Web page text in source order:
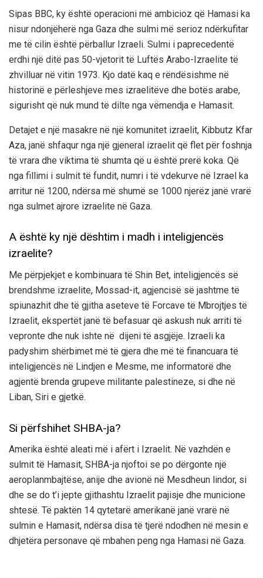
Sipas BBC, ky është operacioni më ambicioz që Hamasi ka
nisur ndonjëherë nga Gaza dhe sulmi më serioz ndërkufitar
me të cilin është përballur Izraeli. Sulmi i paprecedentë
erdhi një ditë pas 50-vjetorit të Luftës Arabo-Izraelite të
zhvilluar në vitin 1973. Kjo datë kaq e rëndësishme në
historinë e përleshjeve mes izraelitëve dhe botës arabe,
sigurisht që nuk mund të dilte nga vëmendja e Hamasit.
Detajet e një masakre në një komunitet izraelit, Kibbutz Kfar
Aza, janë shfaqur nga një gjeneral izraelit që flet për foshnja
të vrara dhe viktima të shumta që u është prerë koka. Që
nga fillimi i sulmit të fundit, numri i të vdekurve në Izrael ka
arritur në 1200, ndërsa më shumë se 1000 njerëz janë vrarë
nga sulmet ajrore izraelite në Gaza.
A është ky një dështim i madh i inteligjencës
izraelite?
Me përpjekjet e kombinuara të Shin Bet, inteligjencës së
brendshme izraelite, Mossad-it, agjencisë së jashtme të
spiunazhit dhe të gjitha aseteve të Forcave të Mbrojtjes të
Izraelit, ekspertët janë të befasuar që askush nuk arriti të
vepronte dhe nuk ishte në dijeni të asgjëje. Izraeli ka
padyshim shërbimet më të gjera dhe më të financuara të
inteligjencës në Lindjen e Mesme, me informatorë dhe
agjentë brenda grupeve militante palestineze, si dhe në
Liban, Siri e gjetkë.
Si përfshihet SHBA-ja?
Amerika është aleati më i afërt i Izraelit. Në vazhdën e
sulmit të Hamasit, SHBA-ja njoftoi se po dërgonte një
aeroplanmbajtëse, anije dhe avionë në Mesdheun lindor, si
dhe se do t’i jepte gjithashtu Izraelit pajisje dhe municione
shtesë. Të paktën 14 qytetarë amerikanë janë vrarë në
sulmin e Hamasit, ndërsa disa të tjerë ndodhen në mesin e
dhjetëra personave që mbahen peng nga Hamasi në Gaza.